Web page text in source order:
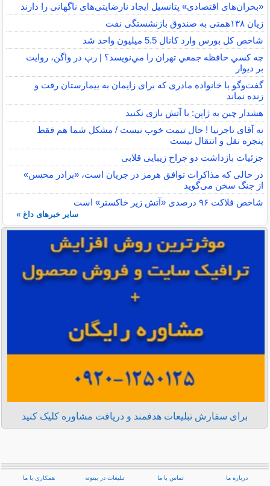
«بحران‌های اقتصادی» پتانسیل ایجاد نارضایتی‌های ناگهانی را دارند
زیان ۱۳۸همتی به صندوق بازنشستگی نفت
شاخص کل بورس وارد کانال 5.5 میلیون واحد شد
چه كسي حافظه جمعي تهران را مي‌نويسد؟ | رپ در واگن، روايت
بر ديوار
گفت‌وگو با خانواده مادری که برای زایمان به بیمارستان رفت و
زنده نماند
هشدار چین به ژاپن: با آتش بازی نکنید
نه آقای تاجرنیا ! حال تیمت خوب نیست / مشکل شما هم فقط
پنجره نقل و انتقال نیست
جزئیات بازداشت دو جراح زیبایی قلابی
در حالی که مذاکرات توافق هرمز در جریان است، «برادر محسن»
از جنگ سخن می‌گوید
شاخص فلاکت ۹۶ درصدی «آتش زیر خاکستر» است
سایر خبرهای داغ »
برای سفارش تبلیغات هدفمند و دریافت مشاوره کلیک کنید
درباره ما تماس با ما تبلیغات در بیتوته همکاری با ما